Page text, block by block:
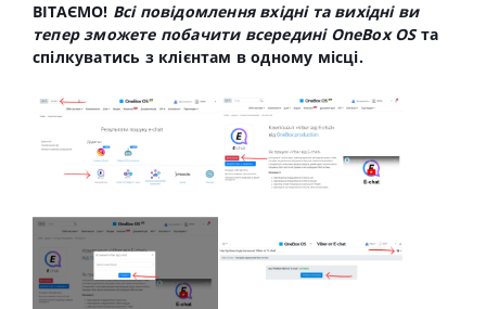
ВІТАЄМО! Всі повідомлення вхідні та вихідні ви
тепер зможете побачити всередині OneBox OSта
спілкуватись з клієнтам в одному місці.